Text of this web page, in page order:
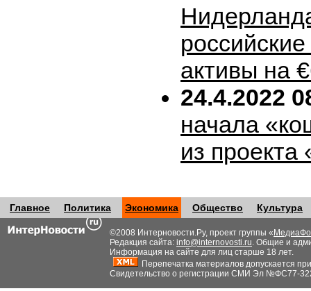
активы на
24.4.2022
начала
из
Главное Политика Экономика Общество Культура
©2008 Интерновости.Ру, проект группы «
Редакция сайта: info@internovosti.ru. Общие и
Информация на сайте для лиц старше 18 лет.
Перепечатка материалов допускается
Свидетельство о регистрации СМИ Эл №ФС77-